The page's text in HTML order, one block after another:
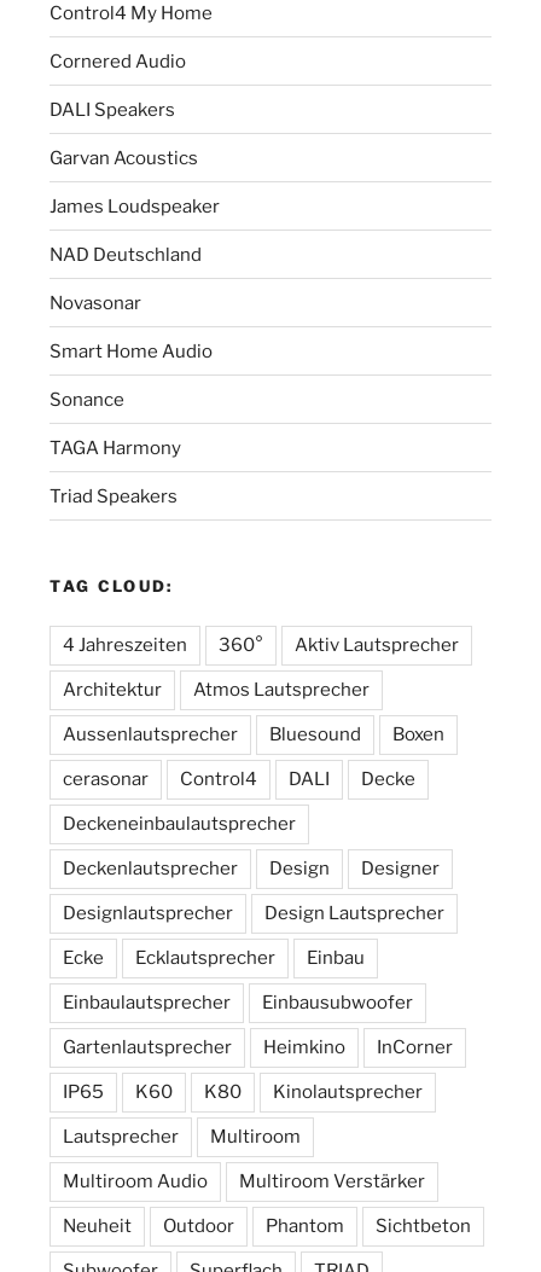
Control4 My Home
Cornered Audio
DALI Speakers
Garvan Acoustics
James Loudspeaker
NAD Deutschland
Novasonar
Smart Home Audio
Sonance
TAGA Harmony
Triad Speakers
TAG CLOUD:
4 Jahreszeiten 360° Aktiv Lautsprecher
Architektur Atmos Lautsprecher
Aussenlautsprecher Bluesound Boxen
cerasonar Control4 DALI Decke
Deckeneinbaulautsprecher
Deckenlautsprecher Design Designer
Designlautsprecher Design Lautsprecher
Ecke Ecklautsprecher Einbau
Einbaulautsprecher Einbausubwoofer
Gartenlautsprecher Heimkino InCorner
IP65 K60 K80 Kinolautsprecher
Lautsprecher Multiroom
Multiroom Audio Multiroom Verstärker
Neuheit Outdoor Phantom Sichtbeton